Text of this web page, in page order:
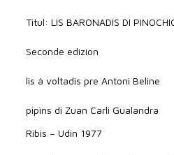
Titul: LIS BARONADIS DI
Seconde edizion
lis à voltadis pre Antoni Beline
pipìns di Zuan Carli Gualandra
Ribis – Udin 1977